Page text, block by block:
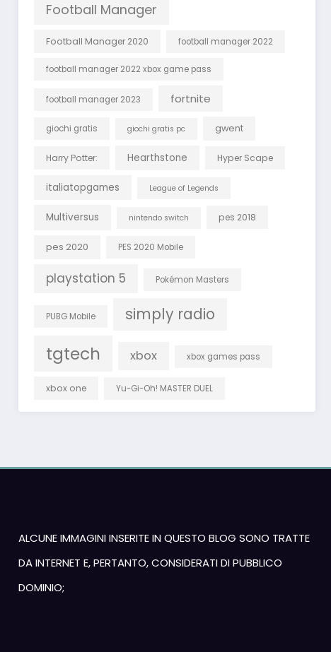
Football Manager
Football Manager 2020 football manager 2022
football manager 2022 xbox game pass
football manager 2023 fortnite
giochi gratis giochi gratis pc gwent
Harry Potter: Hearthstone Hyper Scape
italiatopgames League of Legends
Multiversus nintendo switch pes 2018
pes 2020 PES 2020 Mobile
playstation 5 Pokémon Masters
PUBG Mobile simply radio
tgtech xbox xbox games pass
xbox one Yu-Gi-Oh! MASTER DUEL
ALCUNE IMMAGINI INSERITE IN QUESTO BLOG SONO TRATTE
DA INTERNET E, PERTANTO, CONSIDERATI DI PUBBLICO
DOMINIO;